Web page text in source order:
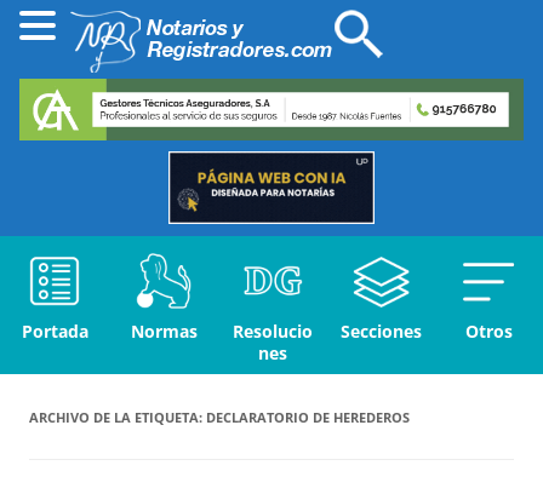
Portada Normas
Resolucio
nes
Secciones Otros
ARCHIVO DE LA ETIQUETA: DECLARATORIO DE HEREDEROS